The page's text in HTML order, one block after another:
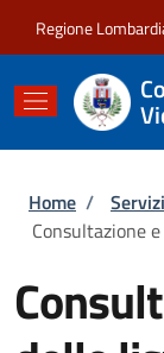
Regione
Briciole
Home / Servizi
Consultazione